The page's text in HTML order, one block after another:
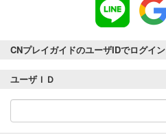
CNプレイガイドのユーザIDでログイン
ユーザＩＤ